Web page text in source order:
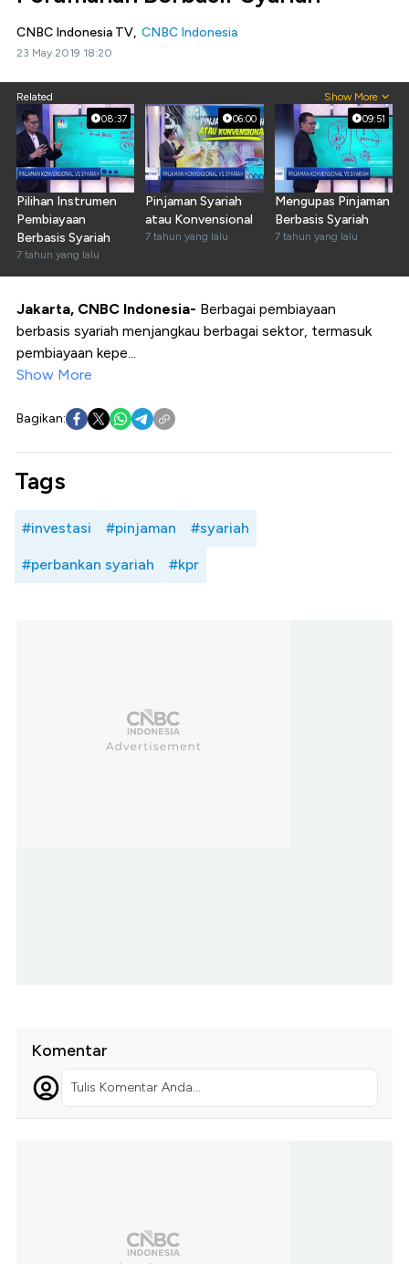
CNBC Indonesia TV, CNBC Indonesia
23 May 2019 18:20
Related Show More
08:37
Pilihan Instrumen
Pembiayaan
Berbasis Syariah
7 tahun yang lalu
06:00
Pinjaman Syariah
atau Konvensional
7 tahun yang lalu
09:51
Mengupas Pinjaman
Berbasis Syariah
7 tahun yang lalu
Jakarta, CNBC Indonesia- Berbagai pembiayaan
berbasis syariah menjangkau berbagai sektor, termasuk
pembiayaan kepe...
Show More
Bagikan:
Tags
#investasi #pinjaman #syariah
#perbankan syariah #kpr
Komentar
Tulis Komentar Anda...